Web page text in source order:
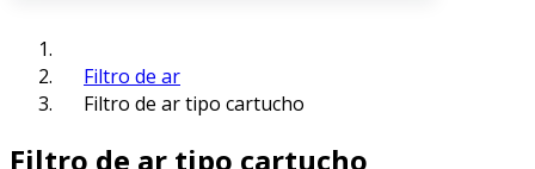
Filtro de ar
Filtro de ar tipo cartucho
Filtro de ar tipo cartucho